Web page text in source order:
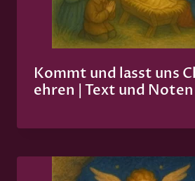
Kommt und lasst uns
ehren | Text und Noten